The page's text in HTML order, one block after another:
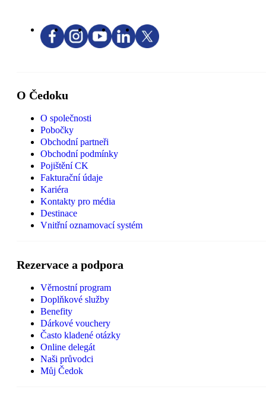
O Čedoku
O společnosti
Pobočky
Obchodní partneři
Obchodní podmínky
Pojištění CK
Fakturační údaje
Kariéra
Kontakty pro média
Destinace
Vnitřní oznamovací systém
Rezervace a podpora
Věrnostní program
Doplňkové služby
Benefity
Dárkové vouchery
Často kladené otázky
Online delegát
Naši průvodci
Můj Čedok